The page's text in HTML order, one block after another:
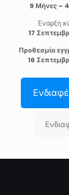
9 Μήνες –
Έναρξη
17
Προθεσμία
16